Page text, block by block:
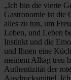
„Ich bin die vierte
Gastronomie ist die
alles zu tun, um
Leben, und Leben
Instinkt und die
und Ihnen eine
meinem Alltag treu
Authentizität der
Ausdrucksmittel.